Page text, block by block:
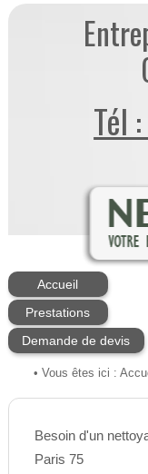
Tél
Accueil
Prestations
Demande de devis
• Vous êtes ici :
Besoin d'un
Paris 75